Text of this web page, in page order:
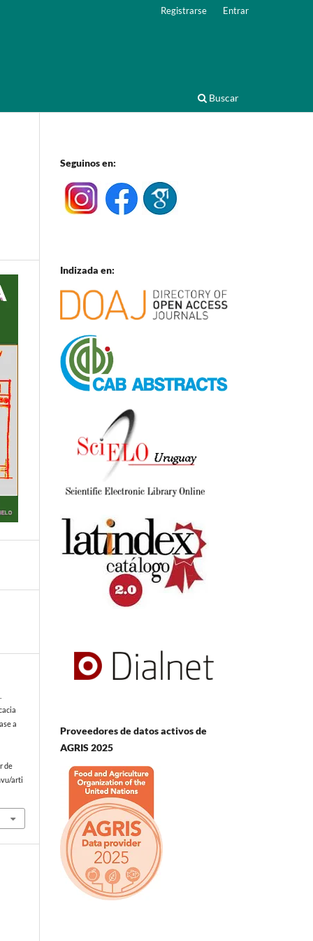
Buscar
Registrarse Entrar
a
de
arti
Seguinos en:
Indizada en:
Proveedores de datos activos de
AGRIS 2025